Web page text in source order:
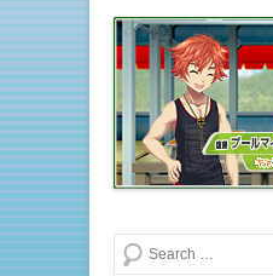
ウ
ィ
ン
ド
ウ
開
き
ま
す
)
て
く
だ
さ
い
(
新
し
い
ウ
ィ
ン
ド
開
検索する